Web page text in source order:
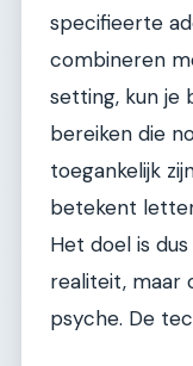
specifieerte
combineren
setting, kun je
bereiken die
toegankelijk
betekent
Het doel is
realiteit, maar
psyche. De